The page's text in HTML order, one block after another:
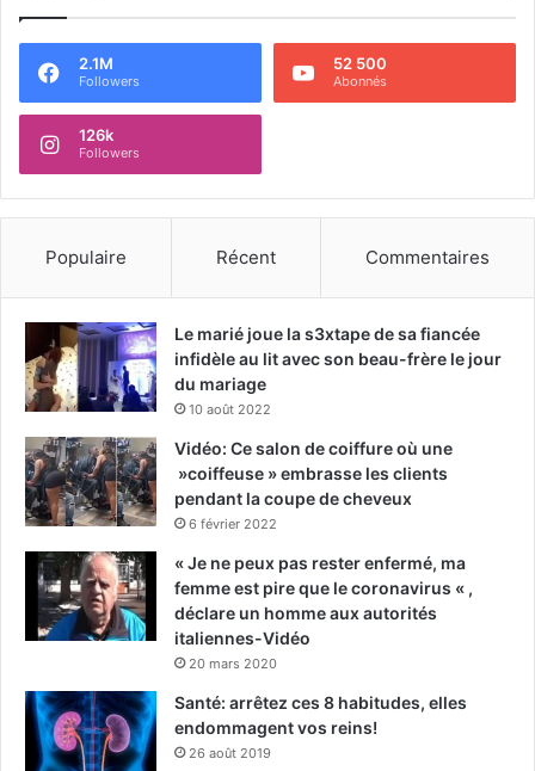
2.1M
Followers
52 500
Abonnés
126k
Followers
Populaire Récent Commentaires
Le marié joue la s3xtape de sa fiancée
infidèle au lit avec son beau-frère le jour
du mariage
10 août 2022
Vidéo: Ce salon de coiffure où une
»coiffeuse » embrasse les clients
pendant la coupe de cheveux
6 février 2022
« Je ne peux pas rester enfermé, ma
femme est pire que le coronavirus « ,
déclare un homme aux autorités
italiennes-Vidéo
20 mars 2020
Santé: arrêtez ces 8 habitudes, elles
endommagent vos reins!
26 août 2019